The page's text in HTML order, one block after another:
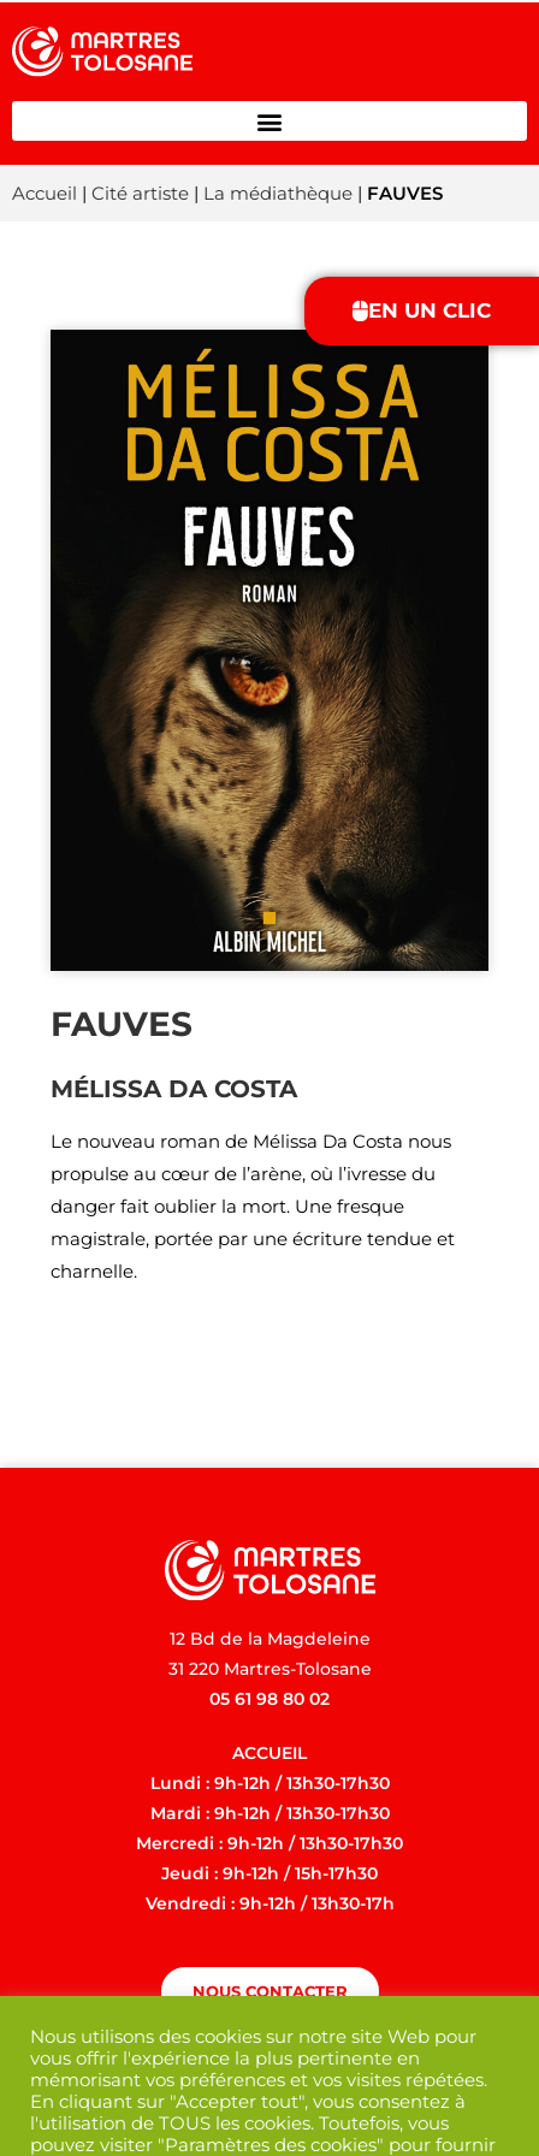
EN UN CLIC
Accueil | Cité artiste | La médiathèque | FAUVES
FAUVES
MÉLISSA DA COSTA
Le nouveau roman de Mélissa Da Costa nous
propulse au cœur de l’arène, où l’ivresse du
danger fait oublier la mort. Une fresque
magistrale, portée par une écriture tendue et
charnelle.
12 Bd de la Magdeleine
31 220 Martres-Tolosane
05 61 98 80 02
ACCUEIL
Lundi : 9h-12h / 13h30-17h30
Mardi : 9h-12h / 13h30-17h30
Mercredi : 9h-12h / 13h30-17h30
Jeudi : 9h-12h / 15h-17h30
Vendredi : 9h-12h / 13h30-17h
NOUS CONTACTER
Nous utilisons des cookies sur notre site Web pour
vous offrir l'expérience la plus pertinente en
mémorisant vos préférences et vos visites répétées.
En cliquant sur "Accepter tout", vous consentez à
l'utilisation de TOUS les cookies. Toutefois, vous
pouvez visiter "Paramètres des cookies" pour fournir